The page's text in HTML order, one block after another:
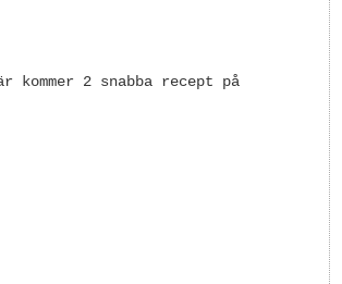
2 snabba recept på